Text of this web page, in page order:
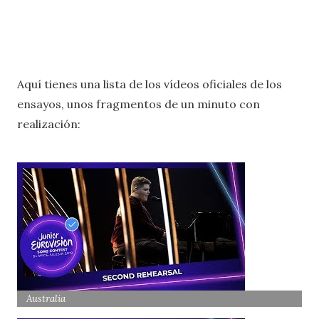
Aquí tienes una lista de los vídeos oficiales de los
ensayos, unos fragmentos de un minuto con
realización:
Australia